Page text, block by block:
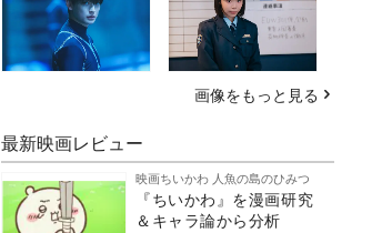
画像をもっと見る
最新映画レビュー
映画ちいかわ 人魚の島のひみつ
『ちいかわ』を漫画研究
＆キャラ論から分析